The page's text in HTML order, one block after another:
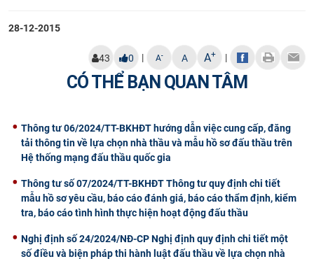
CỰU NGƯỜI HỌC
28-12-2015
43 0 | A- A A+ |
CÓ THỂ BẠN QUAN TÂM
Thông tư 06/2024/TT-BKHĐT hướng dẫn việc cung cấp, đăng
tải thông tin về lựa chọn nhà thầu và mẫu hồ sơ đấu thầu trên
Hệ thống mạng đấu thầu quốc gia
Thông tư số 07/2024/TT-BKHĐT Thông tư quy định chi tiết
mẫu hồ sơ yêu cầu, báo cáo đánh giá, báo cáo thẩm định, kiểm
tra, báo cáo tình hình thực hiện hoạt động đấu thầu
Nghị định số 24/2024/NĐ-CP Nghị định quy định chi tiết một
số điều và biện pháp thi hành luật đấu thầu về lựa chọn nhà